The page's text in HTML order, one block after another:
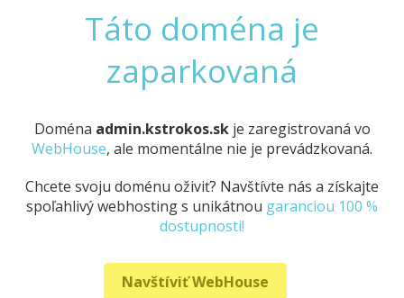
Táto doména je
zaparkovaná
Doména admin.kstrokos.skje zaregistrovaná vo
WebHouse, ale momentálne nie je prevádzkovaná.
Chcete svoju doménu oživiť? Navštívte nás a získajte
spoľahlivý webhosting s unikátnou garanciou 100 %
dostupnosti!
Navštíviť WebHouse